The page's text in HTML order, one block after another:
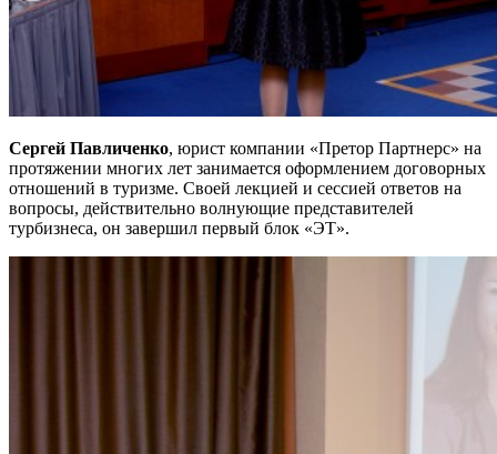
Сергей Павличенко, юрист компании «Претор Партнерс» на
протяжении многих лет занимается оформлением договорных
отношений в туризме. Своей лекцией и сессией ответов на
вопросы, действительно волнующие представителей
турбизнеса, он завершил первый блок «ЭТ».